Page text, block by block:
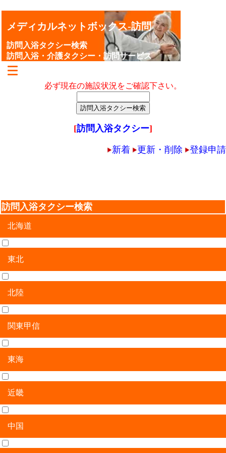
メディカルネットボックス-訪問
訪問入浴タクシー検索
訪問入浴・介護タクシー・訪問サービス
必ず現在の施設状況をご確認下さい。
[訪問入浴タクシー]
新着 更新・削除 登録申請
訪問入浴タクシー検索
北海道
北海道
東北
青森県
岩手県
宮城県
秋田県
山形県
福島県
北陸
新潟県
富山県
石川県
福井県
関東甲信
茨城県
栃木県
群馬県
埼玉県
千葉県
東京都
神奈川県
山梨県
長野県
東海
岐阜県
静岡県
愛知県
三重県
近畿
滋賀県
京都府
大阪府
兵庫県
奈良県
和歌山県
中国